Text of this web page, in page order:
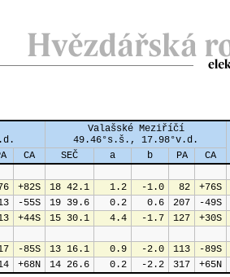
Valašské Meziříčí
49.46°s.š., 17.98°v.d.
CA SEČ a b PA
CA
+82S 18 42.1
  1.2
-1.0 82 +76S
-55S 19 39.6
  0.2
  0.6
207 -49S
+44S 15 30.1
  4.4
-1.7 127 +30S
-85S 13 16.1
  0.9
-2.0 113 -89S
+68N 14 26.6
  0.2
-2.2 317 +65N